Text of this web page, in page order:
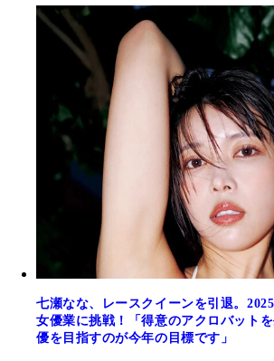
七瀬なな、レースクイーンを引退。
女優業に挑戦！「得意のアクロバット
優を目指すのが今年の目標です」